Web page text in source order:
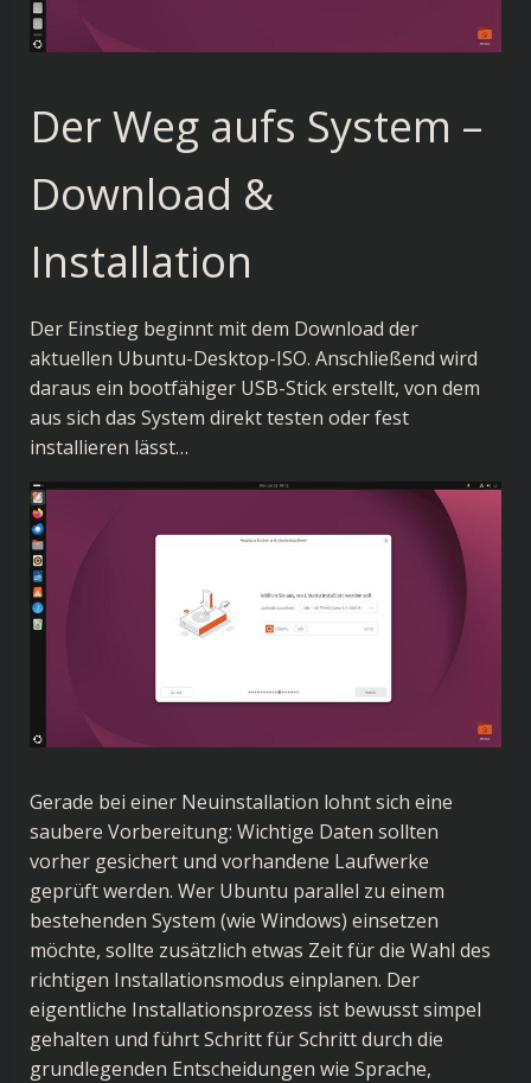
Der Weg aufs System –
Download &
Installation
Der Einstieg beginnt mit dem Download der
aktuellen Ubuntu-Desktop-ISO. Anschließend wird
daraus ein bootfähiger USB-Stick erstellt, von dem
aus sich das System direkt testen oder fest
installieren lässt…
Gerade bei einer Neuinstallation lohnt sich eine
saubere Vorbereitung: Wichtige Daten sollten
vorher gesichert und vorhandene Laufwerke
geprüft werden. Wer Ubuntu parallel zu einem
bestehenden System (wie Windows) einsetzen
möchte, sollte zusätzlich etwas Zeit für die Wahl des
richtigen Installationsmodus einplanen. Der
eigentliche Installationsprozess ist bewusst simpel
gehalten und führt Schritt für Schritt durch die
grundlegenden Entscheidungen wie Sprache,